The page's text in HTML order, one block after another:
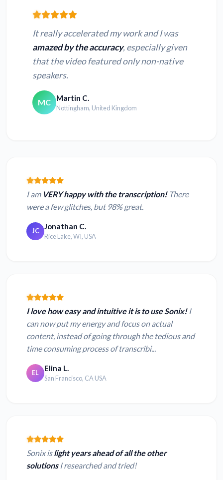
It really accelerated my work and I was
amazed by the accuracy, especially given
that the video featured only non-native
speakers.
MC Martin C.
Nottingham, United Kingdom
I am VERY happy with the transcription!There
were a few glitches, but 98% great.
JC Jonathan C.
Rice Lake, WI, USA
I love how easy and intuitive it is to use Sonix!I
can now put my energy and focus on actual
content, instead of going through the tedious and
time consuming process of transcribi...
EL Elina L.
San Francisco, CA USA
Sonix islight years ahead of all the other
solutionsI researched and tried!